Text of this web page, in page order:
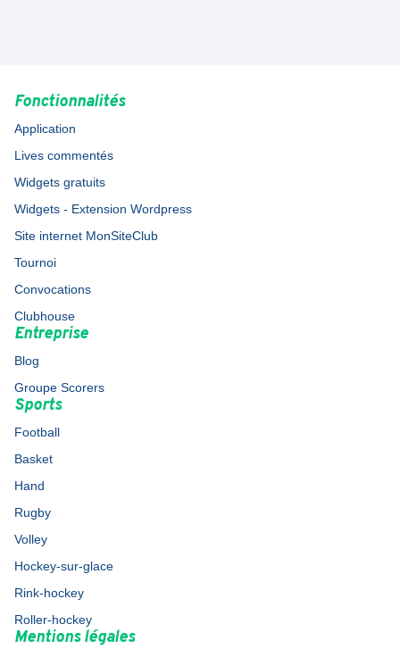
Fonctionnalités
Application
Lives commentés
Widgets gratuits
Widgets - Extension Wordpress
Site internet MonSiteClub
Tournoi
Convocations
Clubhouse
Entreprise
Blog
Groupe Scorers
Sports
Football
Basket
Hand
Rugby
Volley
Hockey-sur-glace
Rink-hockey
Roller-hockey
Mentions légales